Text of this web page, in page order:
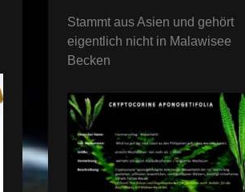
Stammt aus Asien und gehört
eigentlich nicht in Malawisee
Becken